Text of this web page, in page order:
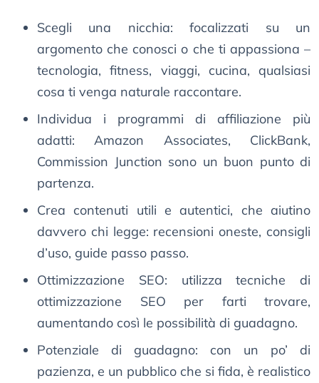
Scegli una nicchia: focalizzati su un
argomento che conosci o che ti appassiona –
tecnologia, fitness, viaggi, cucina, qualsiasi
cosa ti venga naturale raccontare.
Individua i programmi di affiliazione più
adatti: Amazon Associates, ClickBank,
Commission Junction sono un buon punto di
partenza.
Crea contenuti utili e autentici, che aiutino
davvero chi legge: recensioni oneste, consigli
d’uso, guide passo passo.
Ottimizzazione SEO: utilizza tecniche di
ottimizzazione SEO per farti trovare,
aumentando così le possibilità di guadagno.
Potenziale di guadagno: con un po’ di
pazienza, e un pubblico che si fida, è realistico